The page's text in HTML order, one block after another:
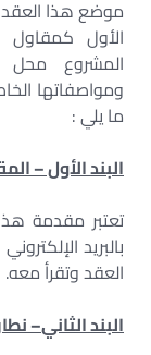
موضع هذا العقد
الأول كمقاول
المشروع محل
ومواصفاتها
ما يلي :
البند الأول–
تعتبر مقدمة
بالبريد
العقد وتقرأ معه.
البند الثاني–